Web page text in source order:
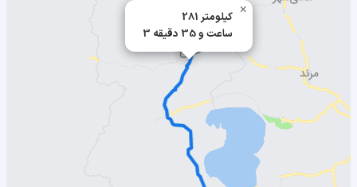
281 کیلومتر
3 ساعت و 35 دقیقه
×